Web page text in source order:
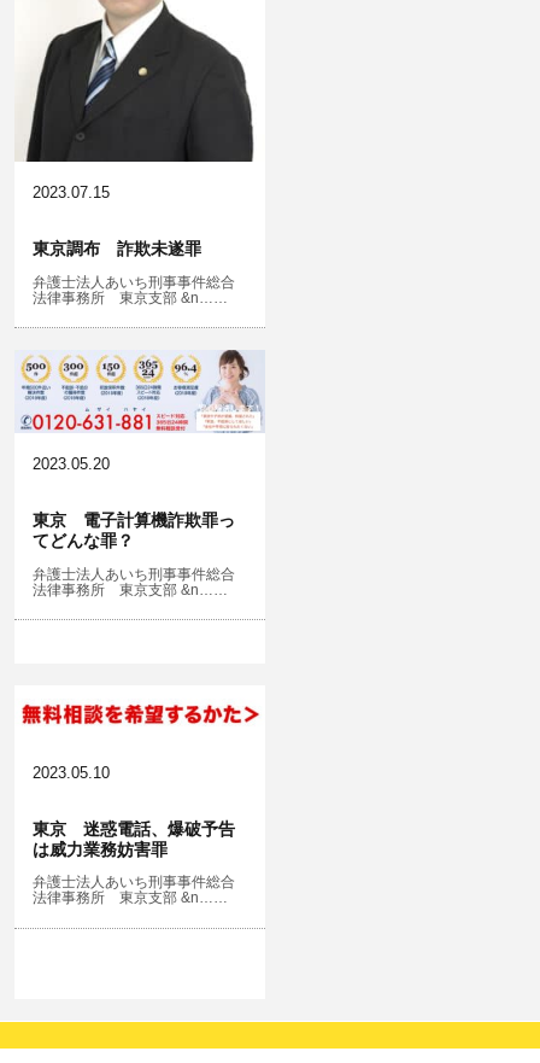
住居侵入等
名誉棄損・侮辱
2023.07.15
東京調布 詐欺未遂罪
弁護士法人あいち刑事事件総合
法律事務所 東京支部 &n……
2023.05.20
東京 電子計算機詐欺罪っ
てどんな罪？
弁護士法人あいち刑事事件総合
法律事務所 東京支部 &n……
2023.05.10
東京 迷惑電話、爆破予告
は威力業務妨害罪
弁護士法人あいち刑事事件総合
法律事務所 東京支部 &n……